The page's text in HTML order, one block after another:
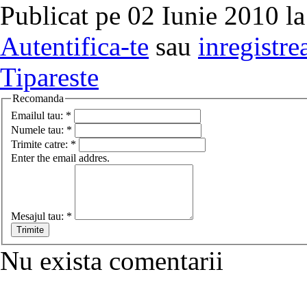
Publicat pe 02 Iunie 2010
Autentifica-te sau
Tipareste
Recomanda
Emailul tau: *
Numele tau: *
Trimite catre: *
Enter the email addres.
Mesajul tau: *
Nu exista comentarii